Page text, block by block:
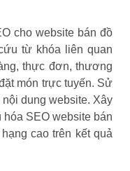
cho website bán đồ
từ khóa liên quan
thực đơn, thương
món trực tuyến. Sử
dung website. Xây
SEO website bán
cao trên kết quả